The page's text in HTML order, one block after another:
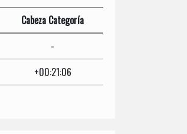
Cabeza Categoría
-
+00:21:06